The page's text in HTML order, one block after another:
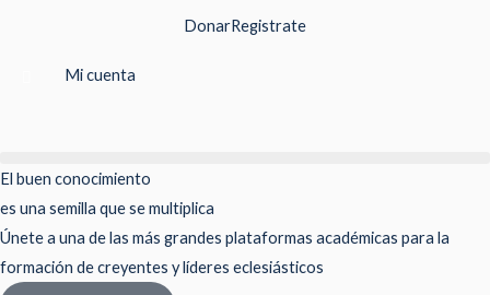
contenido
DonarRegistrate
Mi cuenta
El buen conocimiento
es una semilla que se multiplica
Únete a una de las más grandes plataformas académicas para la
formación de creyentes y líderes eclesiásticos